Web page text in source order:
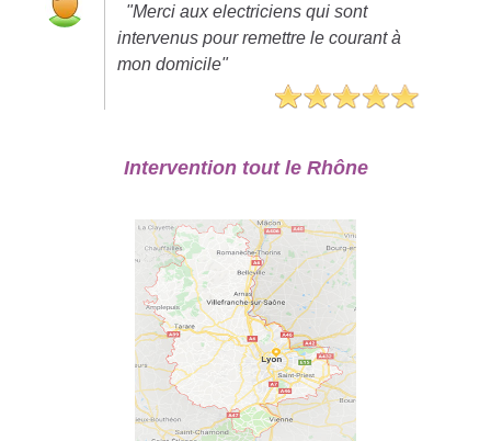
"Merci aux electriciens qui sont
intervenus pour remettre le courant à
mon domicile"
Intervention tout le Rhône